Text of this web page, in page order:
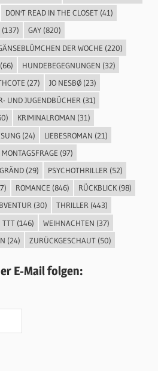
DON'T READ IN THE CLOSET(41)
(137) GAY(820)
DER WOCHE (220)
(66) HUNDEBEGEGNUNGEN (32)
(27) JO NESBØ(23)
UND JUGENDBÜCHER(31)
KRIMINALROMAN (31)
(24) LIEBESROMAN (21)
MONTAGSFRAGE (97)
(29) PSYCHOTHRILLER (52)
ROMANCE (846) RÜCKBLICK(98)
(30) THRILLER(443)
TTT(146) WEIHNACHTEN (37)
(24) ZURÜCKGESCHAUT(50)
E-Mail folgen: